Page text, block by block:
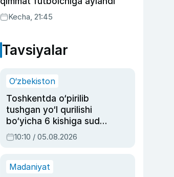
Kecha, 21:45
Tavsiyalar
O‘zbekiston
Toshkentda o‘pirilib
tushgan yo‘l qurilishi
bo‘yicha 6 kishiga sud
hukmi o‘qildi
10:10 / 05.08.2026
Madaniyat